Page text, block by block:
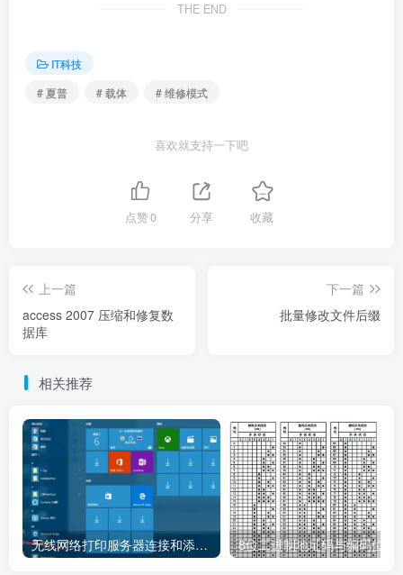
THE END
IT科技
# 夏普
# 载体 # 维修模式
喜欢就支持一下吧
点赞0 分享 收藏
上一篇
access 2007 压缩和修复数
据库
下一篇
批量修改文件后缀
相关推荐
无线网络打印服务器连接和添加打印机教程